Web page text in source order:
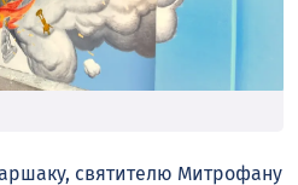
святителю Митрофану